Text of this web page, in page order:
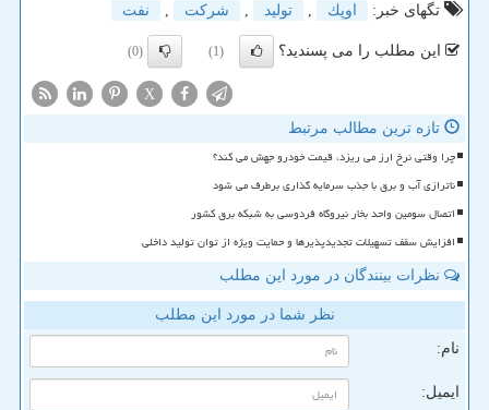
تگهای خبر:
اوپك تولید شركت نفت
این مطلب را می پسندید؟ (1)
(0)
X
تازه ترین مطالب مرتبط
چرا وقتی نرخ ارز می ریزد، قیمت خودرو جهش می کند؟
ناترازی آب و برق با جذب سرمایه گذاری برطرف می شود
اتصال سومین واحد بخار نیروگاه فردوسی به شبکه برق کشور
افزایش سقف تسهیلات تجدیدپذیرها و حمایت ویژه از توان تولید داخلی
نظرات بینندگان در مورد این مطلب
نظر شما در مورد این مطلب
نام:
ایمیل: